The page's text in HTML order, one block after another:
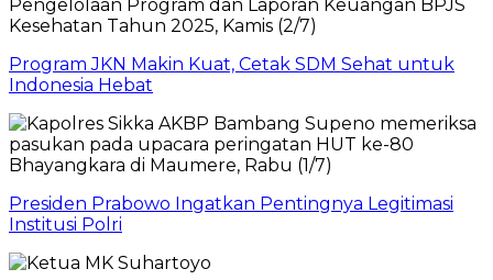
Program JKN Makin Kuat, Cetak SDM Sehat untuk
Indonesia Hebat
Presiden Prabowo Ingatkan Pentingnya Legitimasi
Institusi Polri